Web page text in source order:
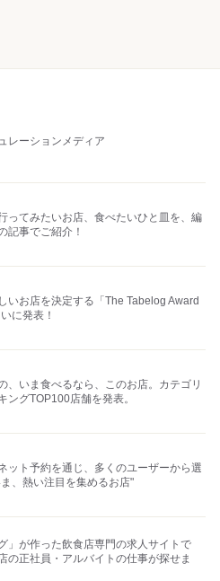
レーションメディア
ってみたいお店、食べたいひと皿を、編
記事でご紹介！
いお店を決定する「The Tabelog Award
に発表！
、いま食べるなら、このお店。カテゴリ
ングTOP100店舗を発表。
ット予約を通じ、多くのユーザーから選
、熱い注目を集めるお店"
」が作った飲食店専門の求人サイトで
の正社員・アルバイトの仕事が探せま